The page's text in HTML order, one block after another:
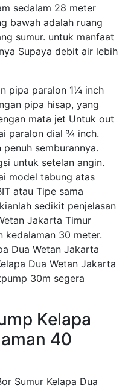
sedalam 28 meter
bawah adalah ruang
sumur. untuk manfaat
Supaya debit air lebih
pipa paralon 1¼ inch
pipa hisap, yang
mata jet Untuk out
paralon dial ¾ inch.
semburannya.
untuk setelan angin.
model tabung atas
atau Tipe sama
sedikit penjelasan
Jakarta Timur
kedalaman 30 meter.
Dua Wetan Jakarta
Dua Wetan Jakarta
30m segera
Kelapa
40
Sumur Kelapa Dua